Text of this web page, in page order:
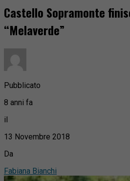
Castello Sopramonte
“Melaverde”
Pubblicato
8 anni fa
il
13 Novembre 2018
Da
Fabiana Bianchi